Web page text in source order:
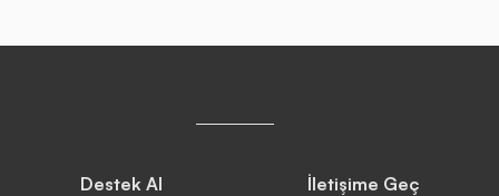
Destek Al İletişime Geç